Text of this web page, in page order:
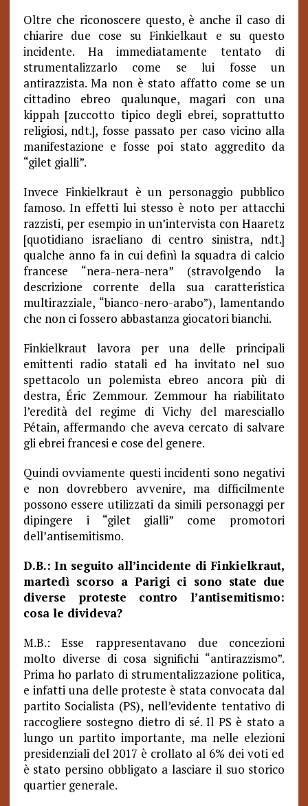
Oltre che riconoscere questo, è anche il caso di
chiarire due cose su Finkielkaut e su questo
incidente. Ha immediatamente tentato di
strumentalizzarlo come se lui fosse un
antirazzista. Ma non è stato affatto come se un
cittadino ebreo qualunque, magari con una
kippah [zuccotto tipico degli ebrei, soprattutto
religiosi, ndt.], fosse passato per caso vicino alla
manifestazione e fosse poi stato aggredito da
“gilet gialli”.
Invece Finkielkraut è un personaggio pubblico
famoso. In effetti lui stesso è noto per attacchi
razzisti, per esempio in un’intervista con Haaretz
[quotidiano israeliano di centro sinistra, ndt.]
qualche anno fa in cui definì la squadra di calcio
francese “nera-nera-nera” (stravolgendo la
descrizione corrente della sua caratteristica
multirazziale, “bianco-nero-arabo”), lamentando
che non ci fossero abbastanza giocatori bianchi.
Finkielkraut lavora per una delle principali
emittenti radio statali ed ha invitato nel suo
spettacolo un polemista ebreo ancora più di
destra, Éric Zemmour. Zemmour ha riabilitato
l’eredità del regime di Vichy del maresciallo
Pétain, affermando che aveva cercato di salvare
gli ebrei francesi e cose del genere.
Quindi ovviamente questi incidenti sono negativi
e non dovrebbero avvenire, ma difficilmente
possono essere utilizzati da simili personaggi per
dipingere i “gilet gialli” come promotori
dell’antisemitismo.
D.B.: In seguito all’incidente di Finkielkraut,
martedì scorso a Parigi ci sono state due
diverse proteste contro l’antisemitismo:
cosa le divideva?
M.B.: Esse rappresentavano due concezioni
molto diverse di cosa significhi “antirazzismo”.
Prima ho parlato di strumentalizzazione politica,
e infatti una delle proteste è stata convocata dal
partito Socialista (PS), nell’evidente tentativo di
raccogliere sostegno dietro di sé. Il PS è stato a
lungo un partito importante, ma nelle elezioni
presidenziali del 2017 è crollato al 6% dei voti ed
è stato persino obbligato a lasciare il suo storico
quartier generale.